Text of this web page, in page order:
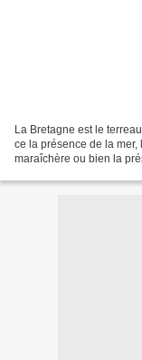
La Bretagne est le
ce la présence de la
maraîchère ou bien la